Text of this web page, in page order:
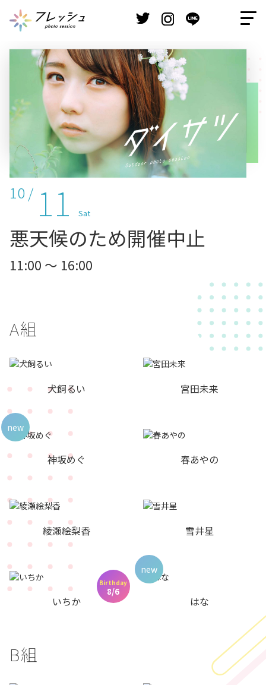
10 / 11 Sat
悪天候のため開催中止
11:00 ～ 16:00
A組
犬飼るい 宮田未来
神坂めぐ
new
Birthday
8/6
春あやの
綾瀬絵梨香 雪井星
いちか はな
new
B組